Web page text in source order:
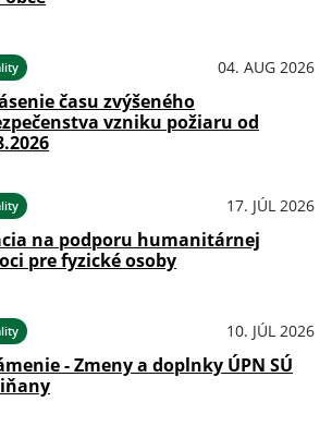
04. AUG 2026
času zvýšeného
vzniku požiaru od
17. JÚL 2026
na podporu humanitárnej
pre fyzické osoby
10. JÚL 2026
- Zmeny a doplnky ÚPN SÚ